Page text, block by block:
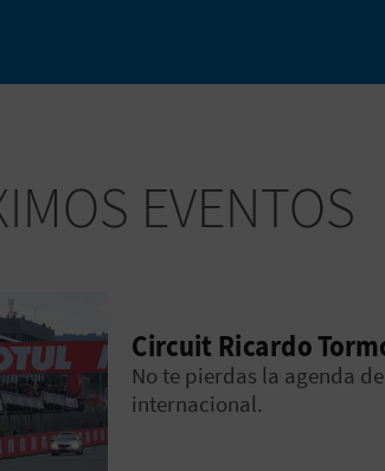
EVENTOS
Circuit Ricardo
No te pierdas la agenda
internacional.